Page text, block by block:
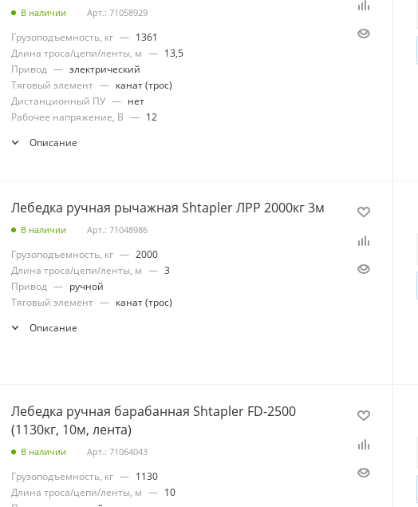
В наличии Арт.: 71058929
Грузоподъемность, кг — 1361
Длина троса/цепи/ленты, м — 13,5
Привод — электрический
Тяговый элемент — канат (трос)
Дистанционный ПУ — нет
Рабочее напряжение, В — 12
Описание
Лебедка ручная рычажная Shtapler ЛРР 2000кг 3м
В наличии Арт.: 71048986
Грузоподъемность, кг — 2000
Длина троса/цепи/ленты, м — 3
Привод — ручной
Тяговый элемент — канат (трос)
Описание
Лебедка ручная барабанная Shtapler FD-2500
(1130кг, 10м, лента)
В наличии Арт.: 71064043
Грузоподъемность, кг — 1130
Длина троса/цепи/ленты, м — 10